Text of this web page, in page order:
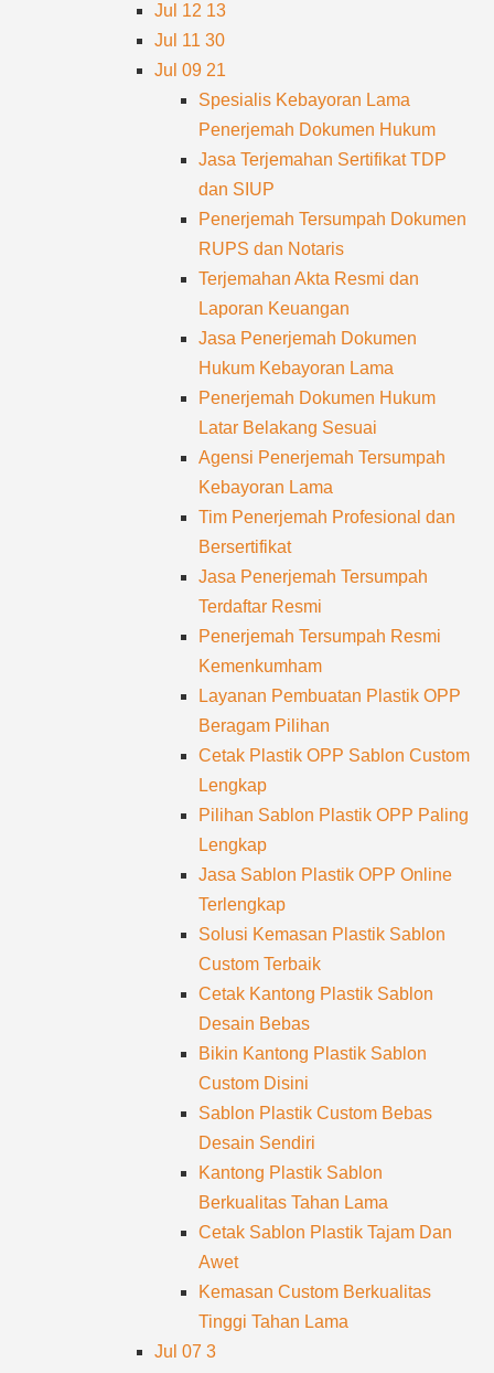
Jul 12 13
Jul 11 30
Jul 09 21
Spesialis Kebayoran Lama
Penerjemah Dokumen Hukum
Jasa Terjemahan Sertifikat TDP
dan SIUP
Penerjemah Tersumpah Dokumen
RUPS dan Notaris
Terjemahan Akta Resmi dan
Laporan Keuangan
Jasa Penerjemah Dokumen
Hukum Kebayoran Lama
Penerjemah Dokumen Hukum
Latar Belakang Sesuai
Agensi Penerjemah Tersumpah
Kebayoran Lama
Tim Penerjemah Profesional dan
Bersertifikat
Jasa Penerjemah Tersumpah
Terdaftar Resmi
Penerjemah Tersumpah Resmi
Kemenkumham
Layanan Pembuatan Plastik OPP
Beragam Pilihan
Cetak Plastik OPP Sablon Custom
Lengkap
Pilihan Sablon Plastik OPP Paling
Lengkap
Jasa Sablon Plastik OPP Online
Terlengkap
Solusi Kemasan Plastik Sablon
Custom Terbaik
Cetak Kantong Plastik Sablon
Desain Bebas
Bikin Kantong Plastik Sablon
Custom Disini
Sablon Plastik Custom Bebas
Desain Sendiri
Kantong Plastik Sablon
Berkualitas Tahan Lama
Cetak Sablon Plastik Tajam Dan
Awet
Kemasan Custom Berkualitas
Tinggi Tahan Lama
Jul 07 3